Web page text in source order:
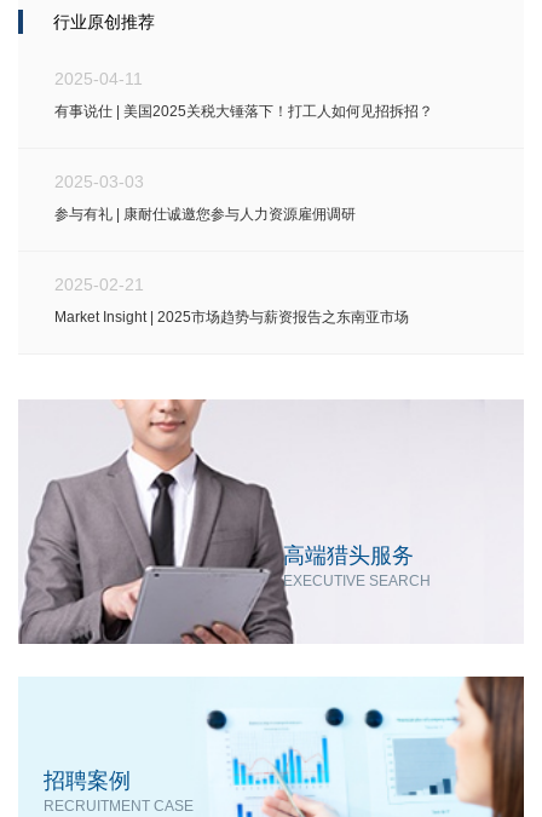
行业原创推荐
2025-04-11
有事说仕 | 美国2025关税大锤落下！打工人如何见招拆招？
2025-03-03
参与有礼 | 康耐仕诚邀您参与人力资源雇佣调研
2025-02-21
Market Insight | 2025市场趋势与薪资报告之东南亚市场
高端猎头服务
EXECUTIVE SEARCH
招聘案例
RECRUITMENT CASE